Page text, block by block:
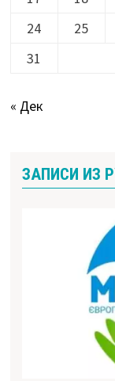
24
25
31
« Дек
ЗАПИСИ ИЗ